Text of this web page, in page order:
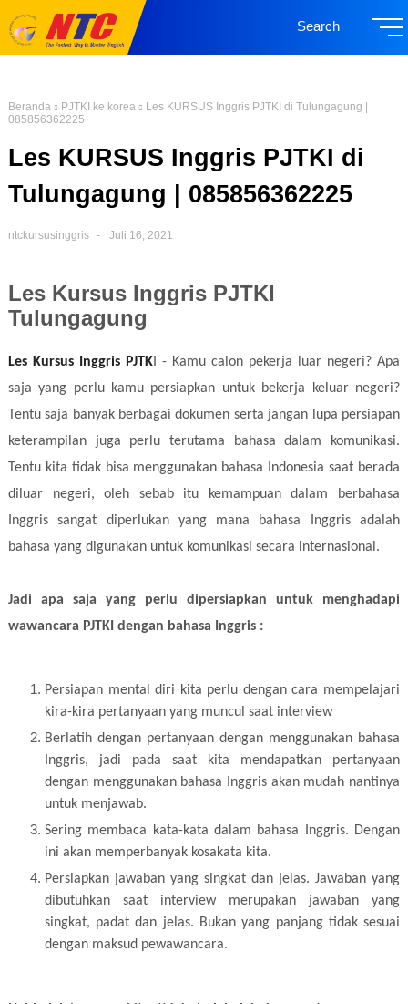
Search
Beranda PJTKI ke korea
Les KURSUS Inggris PJTKI di Tulungagung |
085856362225
Les KURSUS Inggris PJTKI di
Tulungagung | 085856362225
ntckursusinggris Juli 16, 2021
Les Kursus Inggris PJTKI
Tulungagung
Les Kursus Inggris PJTKI - Kamu calon pekerja luar negeri? Apa
saja yang perlu kamu persiapkan untuk bekerja keluar negeri?
Tentu saja banyak berbagai dokumen serta jangan lupa persiapan
keterampilan juga perlu terutama bahasa dalam komunikasi.
Tentu kita tidak bisa menggunakan bahasa Indonesia saat berada
diluar negeri, oleh sebab itu kemampuan dalam berbahasa
Inggris sangat diperlukan yang mana bahasa Inggris adalah
bahasa yang digunakan untuk komunikasi secara internasional.
Jadi apa saja yang perlu dipersiapkan untuk menghadapi
wawancara PJTKI dengan bahasa Inggris :
Persiapan mental diri kita perlu dengan cara mempelajari
kira-kira pertanyaan yang muncul saat interview
Berlatih dengan pertanyaan dengan menggunakan bahasa
Inggris, jadi pada saat kita mendapatkan pertanyaan
dengan menggunakan bahasa Inggris akan mudah nantinya
untuk menjawab.
Sering membaca kata-kata dalam bahasa Inggris. Dengan
ini akan memperbanyak kosakata kita.
Persiapkan jawaban yang singkat dan jelas. Jawaban yang
dibutuhkan saat interview merupakan jawaban yang
singkat, padat dan jelas. Bukan yang panjang tidak sesuai
dengan maksud pewawancara.